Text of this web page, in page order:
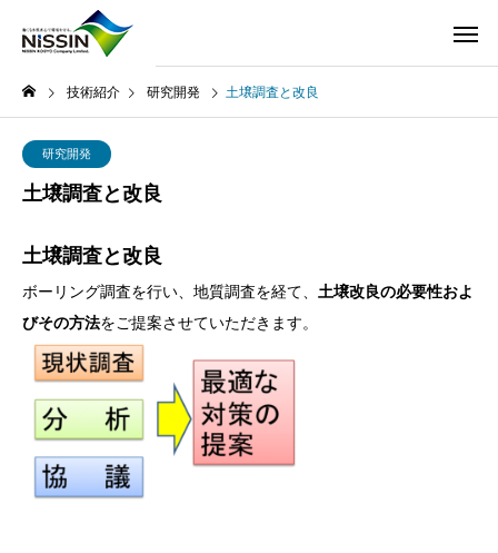
技術紹介 研究開発 土壌調査と改良
研究開発
土壌調査と改良
土壌調査と改良
ボーリング調査を行い、地質調査を経て、 土壌改良の必要性およ
びその方法をご提案させていただきます。